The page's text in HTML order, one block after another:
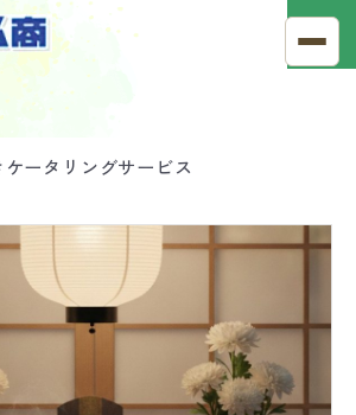
ケータリングサービス